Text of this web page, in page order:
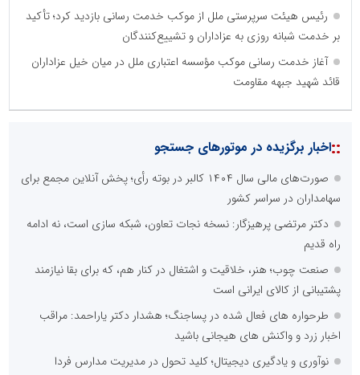
رئیس هیئت سرپرستی ملل از موکب خدمت رسانی بازدید کرد؛ تأکید
بر خدمت شبانه روزی به عزاداران و تشییع‌کنندگان
آغاز خدمت رسانی موکب مؤسسه اعتباری ملل در میان خیل عزاداران
قائد شهید جبهه مقاومت
::اخبار برگزیده در موتورهای جستجو
صورت‌های مالی سال ۱۴۰۴ کالبر در بوته رأی؛ پخش آنلاین مجمع برای
سهامداران در سراسر کشور
دکتر مرتضی پرهیزگار: نسخه نجات تعاون، شبکه سازی است، نه ادامه
راه قدیم
صنعت چوب؛ هنر، خلاقیت و اشتغال در کنار هم، که برای بقا نیازمند
پشتیبانی از کالای ایرانی است
طرحواره های فعال شده در پساجنگ؛ هشدار دکتر یاراحمد: مراقب
اخبار زرد و واکنش های هیجانی باشید
نوآوری و یادگیری دیجیتال؛ کلید تحول در مدیریت مدارس فردا